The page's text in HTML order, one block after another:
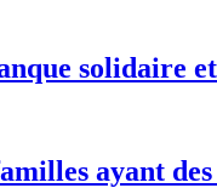
solidaire
ayant